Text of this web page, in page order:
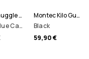
Dope Snuggle Pantalón Térmico Hombre
Metal Blue Camo
Montec Kilo Guantes de esquí
Black
59,90 €